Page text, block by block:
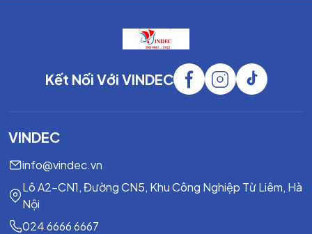
Kết Nối Với VINDEC
VINDEC
info@vindec.vn
Lô A2-CN1, Đường CN5, Khu Công Nghiệp Từ Liêm, Hà
Nội
024 6666 6667